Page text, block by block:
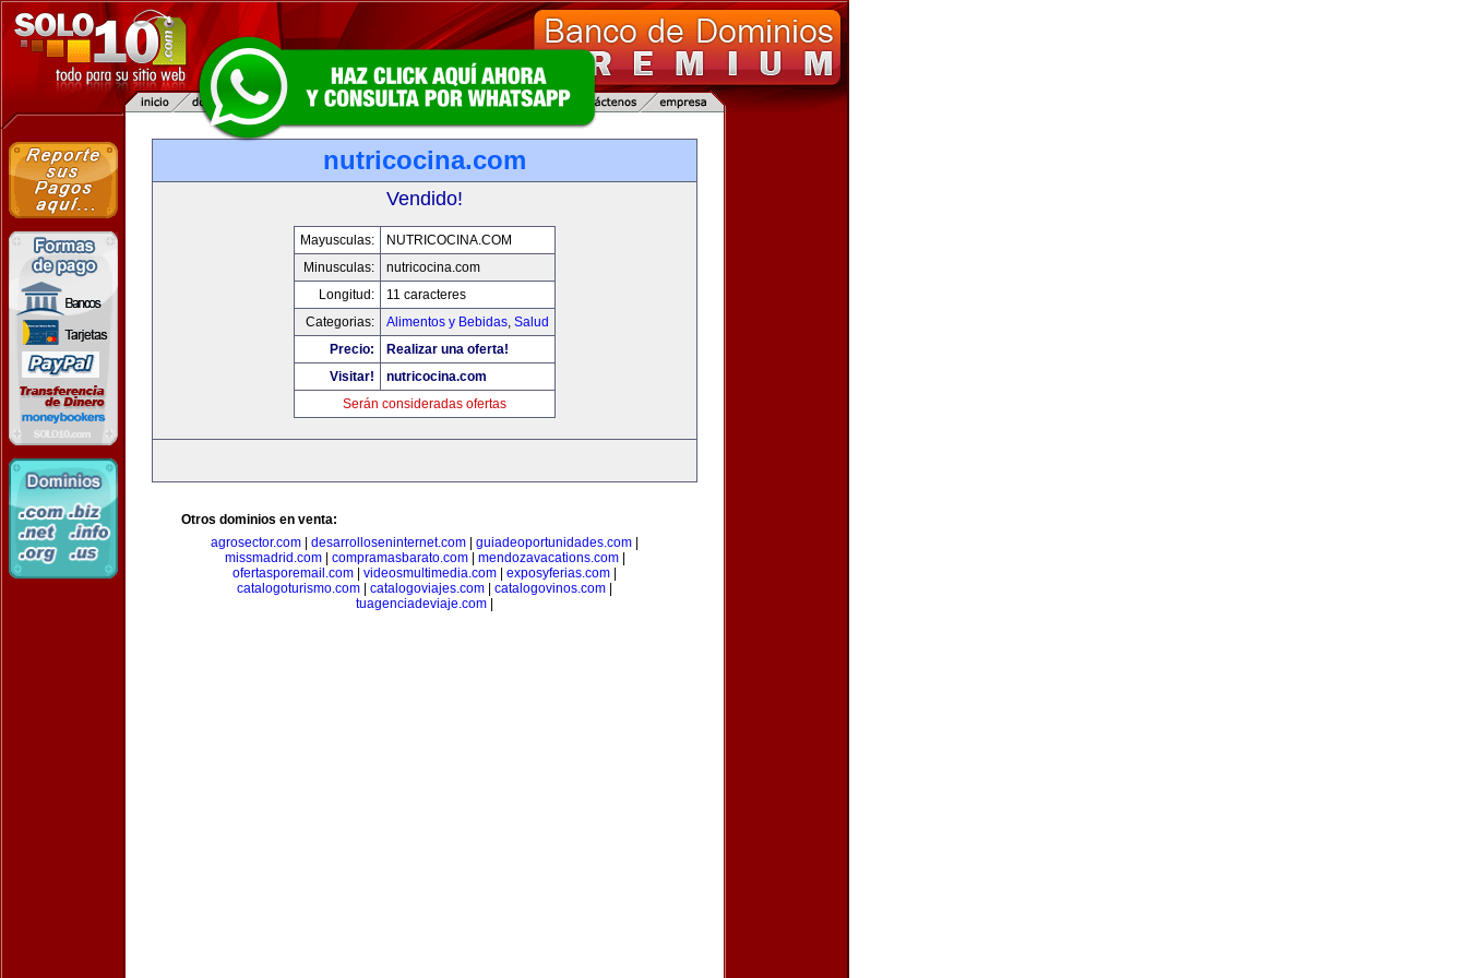
nutricocina.com
Vendido!
Mayusculas:
NUTRICOCINA.COM
Minusculas:
nutricocina.com
Longitud:
11 caracteres
Categorias:
Alimentos y Bebidas, Salud
Precio:
Realizar una oferta!
Visitar!
nutricocina.com
Serán consideradas ofertas
Otros dominios en venta:
agrosector.com
desarrolloseninternet.com guiadeoportunidades.com
missmadrid.com| compramasbarato.com| mendozavacations.com|
ofertasporemail.com
videosmultimedia.com exposyferias.com
catalogoturismo.com
catalogoviajes.com catalogovinos.com
tuagenciadeviaje.com